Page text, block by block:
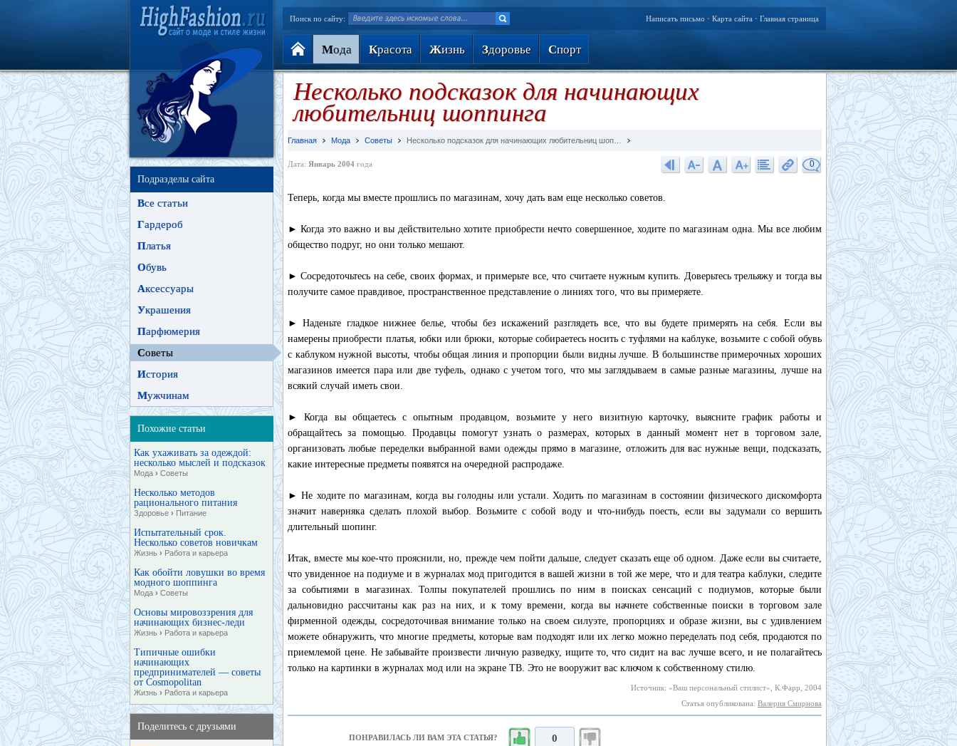
Поиск по сайту: Написать письмо • Карта сайта • Главная страница
Мода Красота Жизнь Здоровье Спорт
Подразделы сайта
Все статьи
Гардероб
Платья
Обувь
Аксессуары
Украшения
Парфюмерия
Советы
История
Мужчинам
Похожие статьи
Как ухаживать за одеждой:
несколько мыслей и подсказок
Мода › Советы
Несколько методов
рационального питания
Здоровье › Питание
Испытательный срок.
Несколько советов новичкам
Жизнь › Работа и карьера
Как обойти ловушки во время
модного шоппинга
Мода › Советы
Основы мировоззрения для
начинающих бизнес-леди
Жизнь › Работа и карьера
Типичные ошибки
начинающих
предпринимателей — советы
от Cosmopolitan
Жизнь › Работа и карьера
Поделитесь с друзьями
Несколько подсказок для начинающих
любительниц шоппинга
Главная Мода Советы Несколько подсказок для начинающих любительниц шоп…
Дата: Январь 2004 года 0
Теперь, когда мы вместе прошлись по магазинам, хочу дать вам еще несколько советов.
► Когда это важно и вы действительно хотите приобрести нечто совершенное, ходите по магазинам одна. Мы все любим
общество подруг, но они только мешают.
► Сосредоточьтесь на себе, своих формах, и примерьте все, что считаете нужным купить. Доверьтесь трельяжу и тогда вы
получите самое правдивое, пространственное представление о линиях того, что вы примеряете.
► Наденьте гладкое нижнее белье, чтобы без искажений разглядеть все, что вы будете примерять на себя. Если вы
намерены приобрести платья, юбки или брюки, которые собираетесь носить с туфлями на каблуке, возьмите с собой обувь
с каблуком нужной высоты, чтобы общая линия и пропорции были видны лучше. В большинстве примерочных хороших
магазинов имеется пара или две туфель, однако с учетом того, что мы заглядываем в самые разные магазины, лучше на
всякий случай иметь свои.
► Когда вы общаетесь с опытным продавцом, возьмите у него визитную карточку, выясните график работы и
обращайтесь за помощью. Продавцы помогут узнать о размерах, которых в данный момент нет в торговом зале,
организовать любые переделки выбранной вами одежды прямо в магазине, отложить для вас нужные вещи, подсказать,
какие интересные предметы появятся на очередной распродаже.
► Не ходите по магазинам, когда вы голодны или устали. Ходить по магазинам в состоянии физического дискомфорта
значит наверняка сделать плохой выбор. Возьмите с собой воду и что-нибудь поесть, если вы задумали со вершить
длительный шопинг.
Итак, вместе мы кое-что прояснили, но, прежде чем пойти дальше, следует сказать еще об одном. Даже если вы считаете,
что увиденное на подиуме и в журналах мод пригодится в вашей жизни в той же мере, что и для театра каблуки, следите
за событиями в магазинах. Толпы покупателей прошлись по ним в поисках сенсаций с подиумов, которые были
дальновидно рассчитаны как раз на них, и к тому времени, когда вы начнете собственные поиски в торговом зале
фирменной одежды, сосредоточивая внимание только на своем силуэте, пропорциях и образе жизни, вы с удивлением
можете обнаружить, что многие предметы, которые вам подходят или их легко можно переделать под себя, продаются по
приемлемой цене. Не забывайте произвести личную разведку, ищите то, что сидит на вас лучше всего, и не полагайтесь
только на картинки в журналах мод или на экране ТВ. Это не вооружит вас ключом к собственному стилю.
Источник: «Ваш персональный стилист», К.Фарр, 2004
Статья опубликована: Валерия Смирнова
ПОНРАВИЛАСЬ ЛИ ВАМ ЭТА СТАТЬЯ? 0